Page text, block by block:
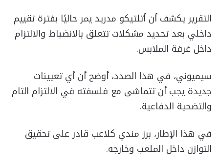
التقرير يكشف أن أتلتيكو مدريد يمر حاليًا بفترة تقييم
داخلي بعد تحديد مشكلات تتعلق بالانضباط والالتزام
داخل غرفة الملابس.
سيميوني، في هذا الصدد، أوضح أن أي تعيينات
جديدة يجب أن تتماشى مع فلسفته في الالتزام التام
والتضحية الدفاعية.
في هذا الإطار، برز مندي كلاعب قادر على تحقيق
التوازن داخل الملعب وخارجه.